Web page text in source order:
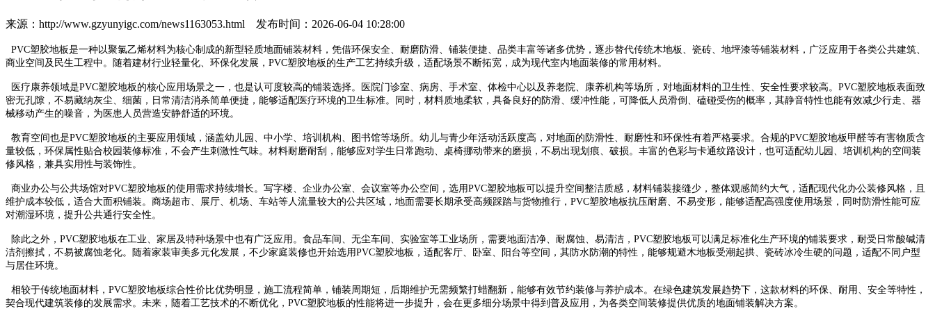
来源：http://www.gzyunyigc.com/news1163053.html 发布时间：2026-06-04 10:28:00
PVC塑胶地板是一种以聚氯乙烯材料为核心制成的新型轻质地面铺装材料，凭借环保安全、耐磨防滑、铺装便捷、品类丰富等诸多优势，逐步替代传统木地板、瓷砖、地坪漆等铺装材料，广泛应用于各类公共建筑、
商业空间及民生工程中。随着建材行业轻量化、环保化发展，PVC塑胶地板的生产工艺持续升级，适配场景不断拓宽，成为现代室内地面装修的常用材料。
医疗康养领域是PVC塑胶地板的核心应用场景之一，也是认可度较高的铺装选择。医院门诊室、病房、手术室、体检中心以及养老院、康养机构等场所，对地面材料的卫生性、安全性要求较高。PVC塑胶地板表面致
密无孔隙，不易藏纳灰尘、细菌，日常清洁消杀简单便捷，能够适配医疗环境的卫生标准。同时，材料质地柔软，具备良好的防滑、缓冲性能，可降低人员滑倒、磕碰受伤的概率，其静音特性也能有效减少行走、器
械移动产生的噪音，为医患人员营造安静舒适的环境。
教育空间也是PVC塑胶地板的主要应用领域，涵盖幼儿园、中小学、培训机构、图书馆等场所。幼儿与青少年活动活跃度高，对地面的防滑性、耐磨性和环保性有着严格要求。合规的PVC塑胶地板甲醛等有害物质含
量较低，环保属性贴合校园装修标准，不会产生刺激性气味。材料耐磨耐刮，能够应对学生日常跑动、桌椅挪动带来的磨损，不易出现划痕、破损。丰富的色彩与卡通纹路设计，也可适配幼儿园、培训机构的空间装
修风格，兼具实用性与装饰性。
商业办公与公共场馆对PVC塑胶地板的使用需求持续增长。写字楼、企业办公室、会议室等办公空间，选用PVC塑胶地板可以提升空间整洁质感，材料铺装接缝少，整体观感简约大气，适配现代化办公装修风格，且
维护成本较低，适合大面积铺装。商场超市、展厅、机场、车站等人流量较大的公共区域，地面需要长期承受高频踩踏与货物推行，PVC塑胶地板抗压耐磨、不易变形，能够适配高强度使用场景，同时防滑性能可应
对潮湿环境，提升公共通行安全性。
除此之外，PVC塑胶地板在工业、家居及特种场景中也有广泛应用。食品车间、无尘车间、实验室等工业场所，需要地面洁净、耐腐蚀、易清洁，PVC塑胶地板可以满足标准化生产环境的铺装要求，耐受日常酸碱清
洁剂擦拭，不易被腐蚀老化。随着家装审美多元化发展，不少家庭装修也开始选用PVC塑胶地板，适配客厅、卧室、阳台等空间，其防水防潮的特性，能够规避木地板受潮起拱、瓷砖冰冷生硬的问题，适配不同户型
与居住环境。
相较于传统地面材料，PVC塑胶地板综合性价比优势明显，施工流程简单，铺装周期短，后期维护无需频繁打蜡翻新，能够有效节约装修与养护成本。在绿色建筑发展趋势下，这款材料的环保、耐用、安全等特性，
契合现代建筑装修的发展需求。未来，随着工艺技术的不断优化，PVC塑胶地板的性能将进一步提升，会在更多细分场景中得到普及应用，为各类空间装修提供优质的地面铺装解决方案。